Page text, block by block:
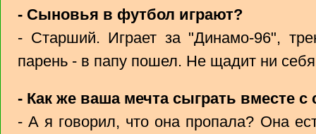
- Сыновья в футбол играют?
- Старший. Играет за "Динамо-96",
парень - в папу пошел. Не щадит ни
- Как же ваша мечта сыграть вместе
- А я говорил, что она пропала? Она